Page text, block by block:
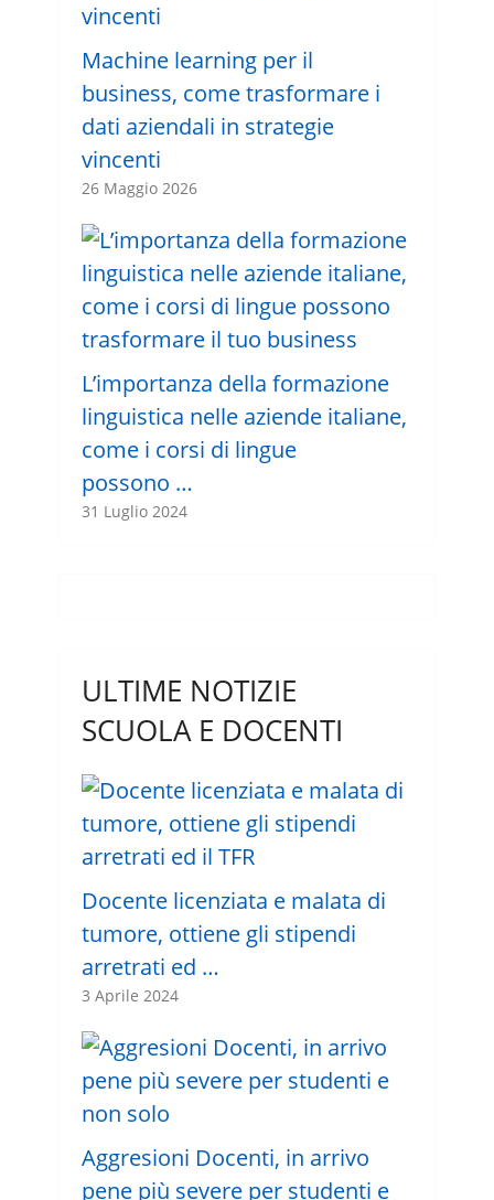
Machine learning per il
business, come trasformare i
dati aziendali in strategie
vincenti
26 Maggio 2026
L’importanza della formazione
linguistica nelle aziende italiane,
come i corsi di lingue
possono …
31 Luglio 2024
ULTIME NOTIZIE
SCUOLA E DOCENTI
Docente licenziata e malata di
tumore, ottiene gli stipendi
arretrati ed …
3 Aprile 2024
Aggresioni Docenti, in arrivo
pene più severe per studenti e